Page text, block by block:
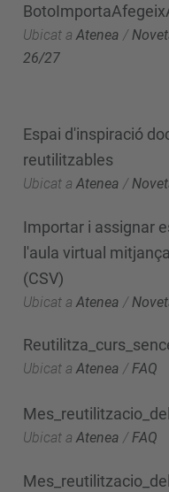
Ubicat a Atenea /
26/27
Espai d'inspiració
reutilitzables
Ubicat a Atenea /
Importar i assignar
l'aula virtual
(CSV)
Ubicat a Atenea /
Ubicat a Atenea /FAQ
Ubicat a Atenea /FAQ